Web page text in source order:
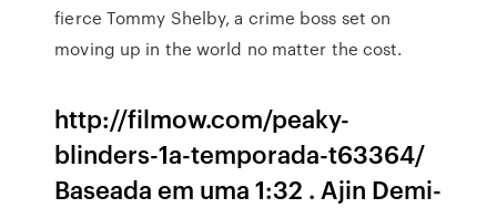
fierce Tommy Shelby, a crime boss set on
moving up in the world no matter the cost.
http://filmow.com/peaky-
blinders-1a-temporada-t63364/
Baseada em uma 1:32 . Ajin Demi-